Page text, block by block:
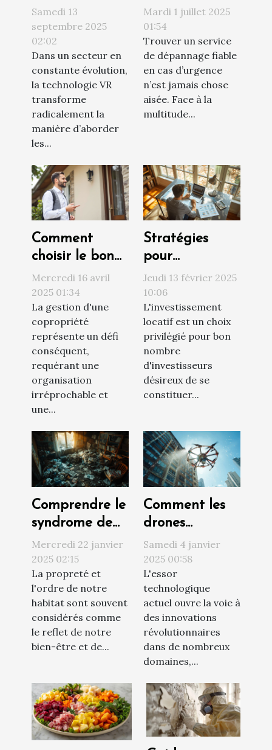
révolutionne
les visites
immobilières ?
Samedi 13
septembre 2025
02:02
Dans un secteur en
constante évolution,
la technologie VR
transforme
radicalement la
manière d’aborder
les...
meilleur service
de dépannage
en urgence ?
Mardi 1 juillet 2025
01:54
Trouver un service
de dépannage fiable
en cas d’urgence
n’est jamais chose
aisée. Face à la
multitude...
Comment
choisir le bon
syndic de
copropriété
pour une
gestion
efficace
Mercredi 16 avril
2025 01:34
La gestion d'une
copropriété
représente un défi
conséquent,
requérant une
organisation
irréprochable et
une...
Stratégies
pour
augmenter la
rentabilité de
votre
investissement
locatif
Jeudi 13 février 2025
10:06
L'investissement
locatif est un choix
privilégié pour bon
nombre
d'investisseurs
désireux de se
constituer...
Comprendre le
syndrome de
Diogène et ses
impacts sur
l'habitat
Mercredi 22 janvier
2025 02:15
La propreté et
l'ordre de notre
habitat sont souvent
considérés comme
le reflet de notre
bien-être et de...
Comment les
drones
révolutionnent
le nettoyage
extérieur des
bâtiments
Samedi 4 janvier
2025 00:58
L'essor
technologique
actuel ouvre la voie à
des innovations
révolutionnaires
dans de nombreux
domaines,...